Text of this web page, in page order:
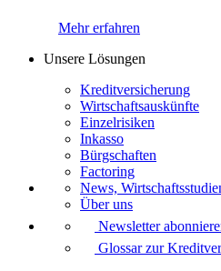
Mehr erfahren
Unsere Lösungen
Kreditversicherung
Wirtschaftsauskünfte
Einzelrisiken
Inkasso
Bürgschaften
Factoring
News,
Über uns
Newsletter
Glossar zur